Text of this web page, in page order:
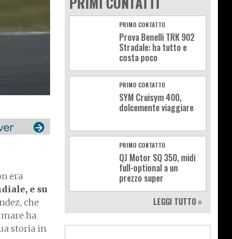
era
e su
che
ha
storia in
PRIMO CONTATTO
Prova Benelli TRK 902
Stradale: ha tutto e
costa poco
PRIMO CONTATTO
SYM Cruisym 400,
dolcemente viaggiare
PRIMO CONTATTO
QJ Motor SQ 350, midi
full-optional a un
prezzo super
LEGGI TUTTO »